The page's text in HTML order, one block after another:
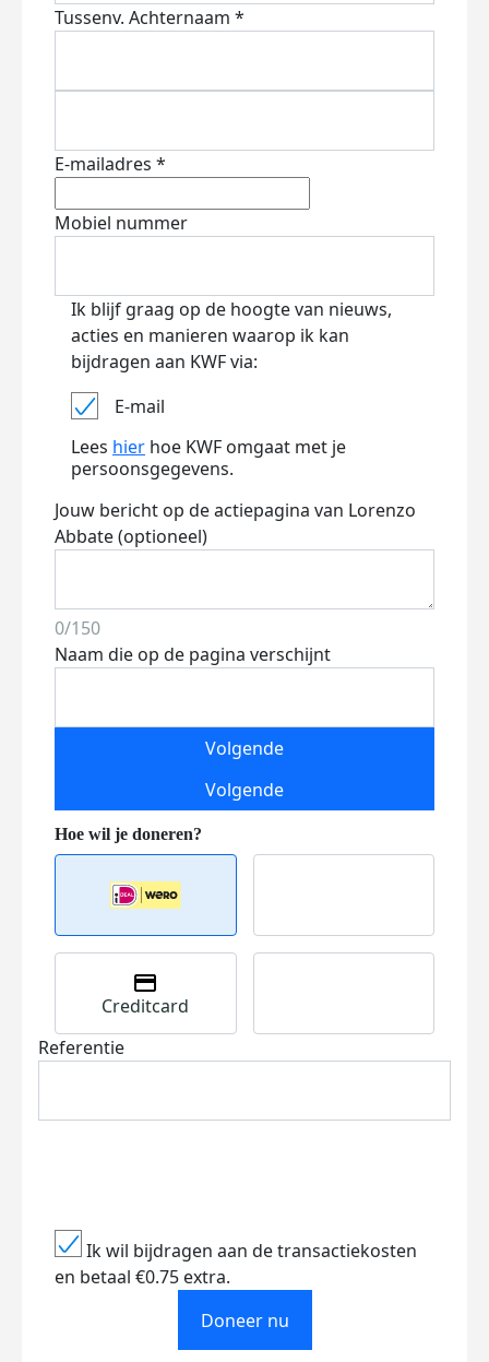
Tussenv. Achternaam *
E-mailadres *
Mobiel nummer
Ik blijf graag op de hoogte van nieuws,
acties en manieren waarop ik kan
bijdragen aan KWF via:
E-mail
Lees hier hoe KWF omgaat met je
persoonsgegevens.
Jouw bericht op de actiepagina van Lorenzo
Abbate (optioneel)
0/150
Naam die op de pagina verschijnt
Volgende
Volgende
Creditcard
Referentie
Ik wil bijdragen aan de transactiekosten
en betaal €0.75 extra.
Doneer nu